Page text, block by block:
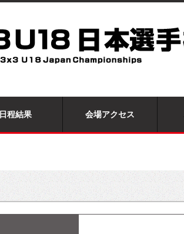
日程結果 会場アクセス